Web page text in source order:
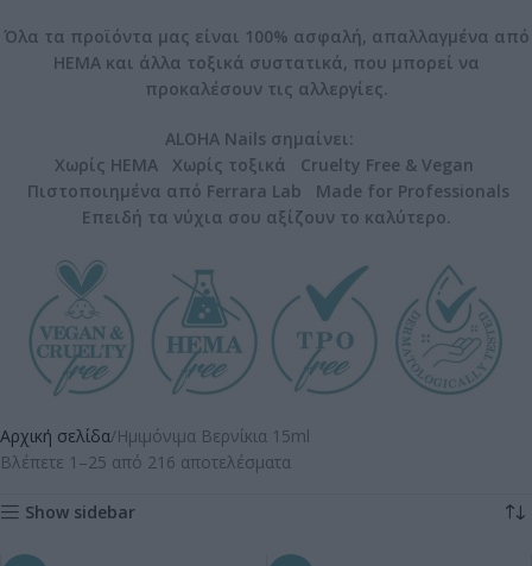
Όλα τα προϊόντα μας είναι 100% ασφαλή, απαλλαγμένα από
HEMA και άλλα τοξικά συστατικά, που μπορεί να
προκαλέσουν τις αλλεργίες.
ALOHA Nails σημαίνει:
Χωρίς HEMA Χωρίς τοξικά Cruelty Free & Vegan
Πιστοποιημένα από Ferrara Lab Made for Professionals
Επειδή τα νύχια σου αξίζουν το καλύτερο.
Αρχική σελίδα Ημιμόνιμα Βερνίκια 15ml
Βλέπετε 1–25 από 216 αποτελέσματα
Show sidebar